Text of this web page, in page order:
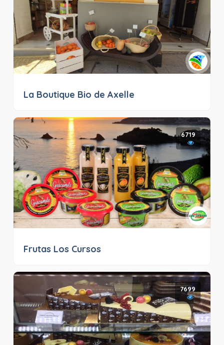
La Boutique Bio de Axelle
6719
Frutas Los Cursos
7699